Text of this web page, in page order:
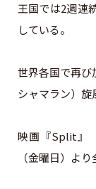
王国では2週連
している。
世界各国で再び
シャマラン）旋
映画『Split』
（金曜日）よ